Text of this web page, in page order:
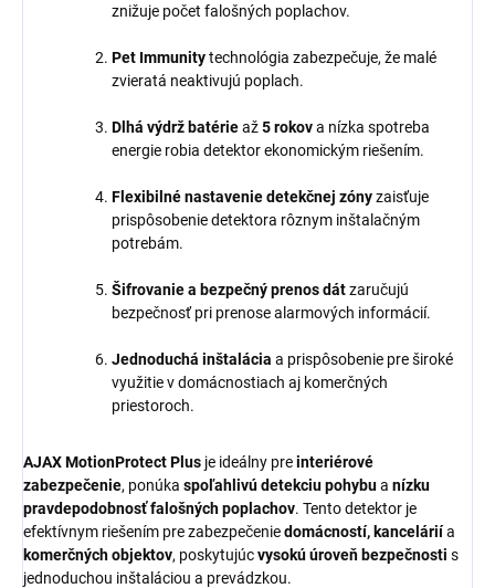
znižuje počet falošných poplachov.
Pet Immunitytechnológia zabezpečuje, že malé
zvieratá neaktivujú poplach.
Dlhá výdrž batérieaž5 rokova nízka spotreba
energie robia detektor ekonomickým riešením.
Flexibilné nastavenie detekčnej zónyzaisťuje
prispôsobenie detektora rôznym inštalačným
potrebám.
Šifrovanie a bezpečný prenos dátzaručujú
bezpečnosť pri prenose alarmových informácií.
Jednoduchá inštalácia a prispôsobenie pre široké
využitie v domácnostiach aj komerčných
priestoroch.
AJAX MotionProtect Plus je ideálny preinteriérové
zabezpečenie, ponúka spoľahlivú detekciu pohybua nízku
pravdepodobnosť falošných poplachov. Tento detektor je
efektívnym riešením pre zabezpečeniedomácností, kanceláriía
komerčných objektov, poskytujúcvysokú úroveň bezpečnosti s
jednoduchou inštaláciou a prevádzkou.